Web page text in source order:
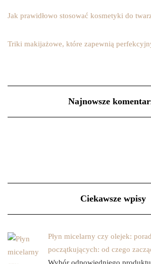
Jak prawidłowo stosować kosmetyki do
Triki makijażowe, które zapewnią
Najnowsze
Ciekawsze wpisy
Płyn micelarny czy olejek:
początkujących: od czego
Wybór odpowiedniego